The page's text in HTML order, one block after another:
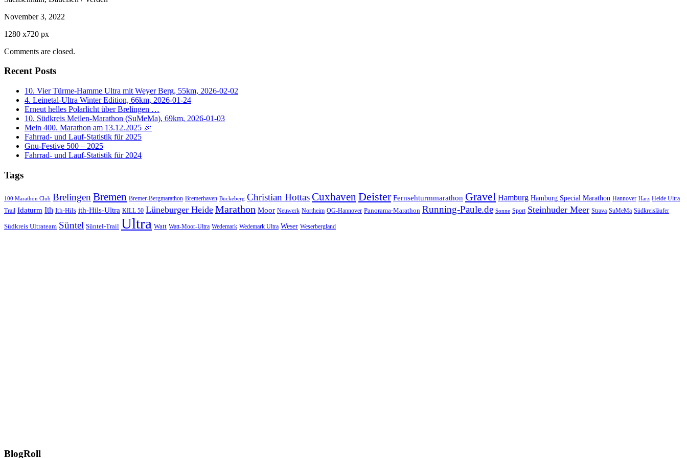
November 3, 2022
1280 x720 px
Comments are closed.
Recent Posts
10. Vier Türme-Hamme Ultra mit Weyer Berg, 55km, 2026-02-02
4. Leinetal-Ultra Winter Edition, 66km, 2026-01-24
Erneut helles Polarlicht über Brelingen …
10. Südkreis Meilen-Marathon (SuMeMa), 69km, 2026-01-03
Mein 400. Marathon am 13.12.2025 🎉
Fahrrad- und Lauf-Statistik für 2025
Gnu-Festive 500 – 2025
Fahrrad- und Lauf-Statistik für 2024
Tags
100 Marathon Club BrelingenBremen Bremer-Bergmarathon Bremerhaven Bückeberg Christian HottasCuxhaven Deister Fernsehturmmarathon Gravel Hamburg Hamburg Special Marathon Hannover Harz Heide Ultra
Trail Idaturm Ith Ith-Hils ith-Hils-Ultra KILL 50 Lüneburger Heide Marathon Moor Neuwerk Northeim OG-Hannover Panorama-Marathon Running-Paule.de Sonne Sport Steinhuder Meer Strava SuMeMa Südkreisläufer
Südkreis Ultrateam Süntel Süntel-Trail Ultra Watt Watt-Moor-Ultra Wedemark Wedemark Ultra Weser Weserbergland
BlogRoll